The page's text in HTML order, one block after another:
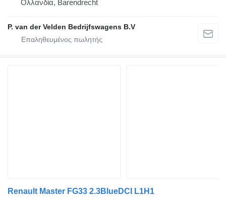
Ολλανδία, Barendrecht
P. van der Velden Bedrijfswagens B.V
Renault Master FG33 2.3BlueDCI L1H1